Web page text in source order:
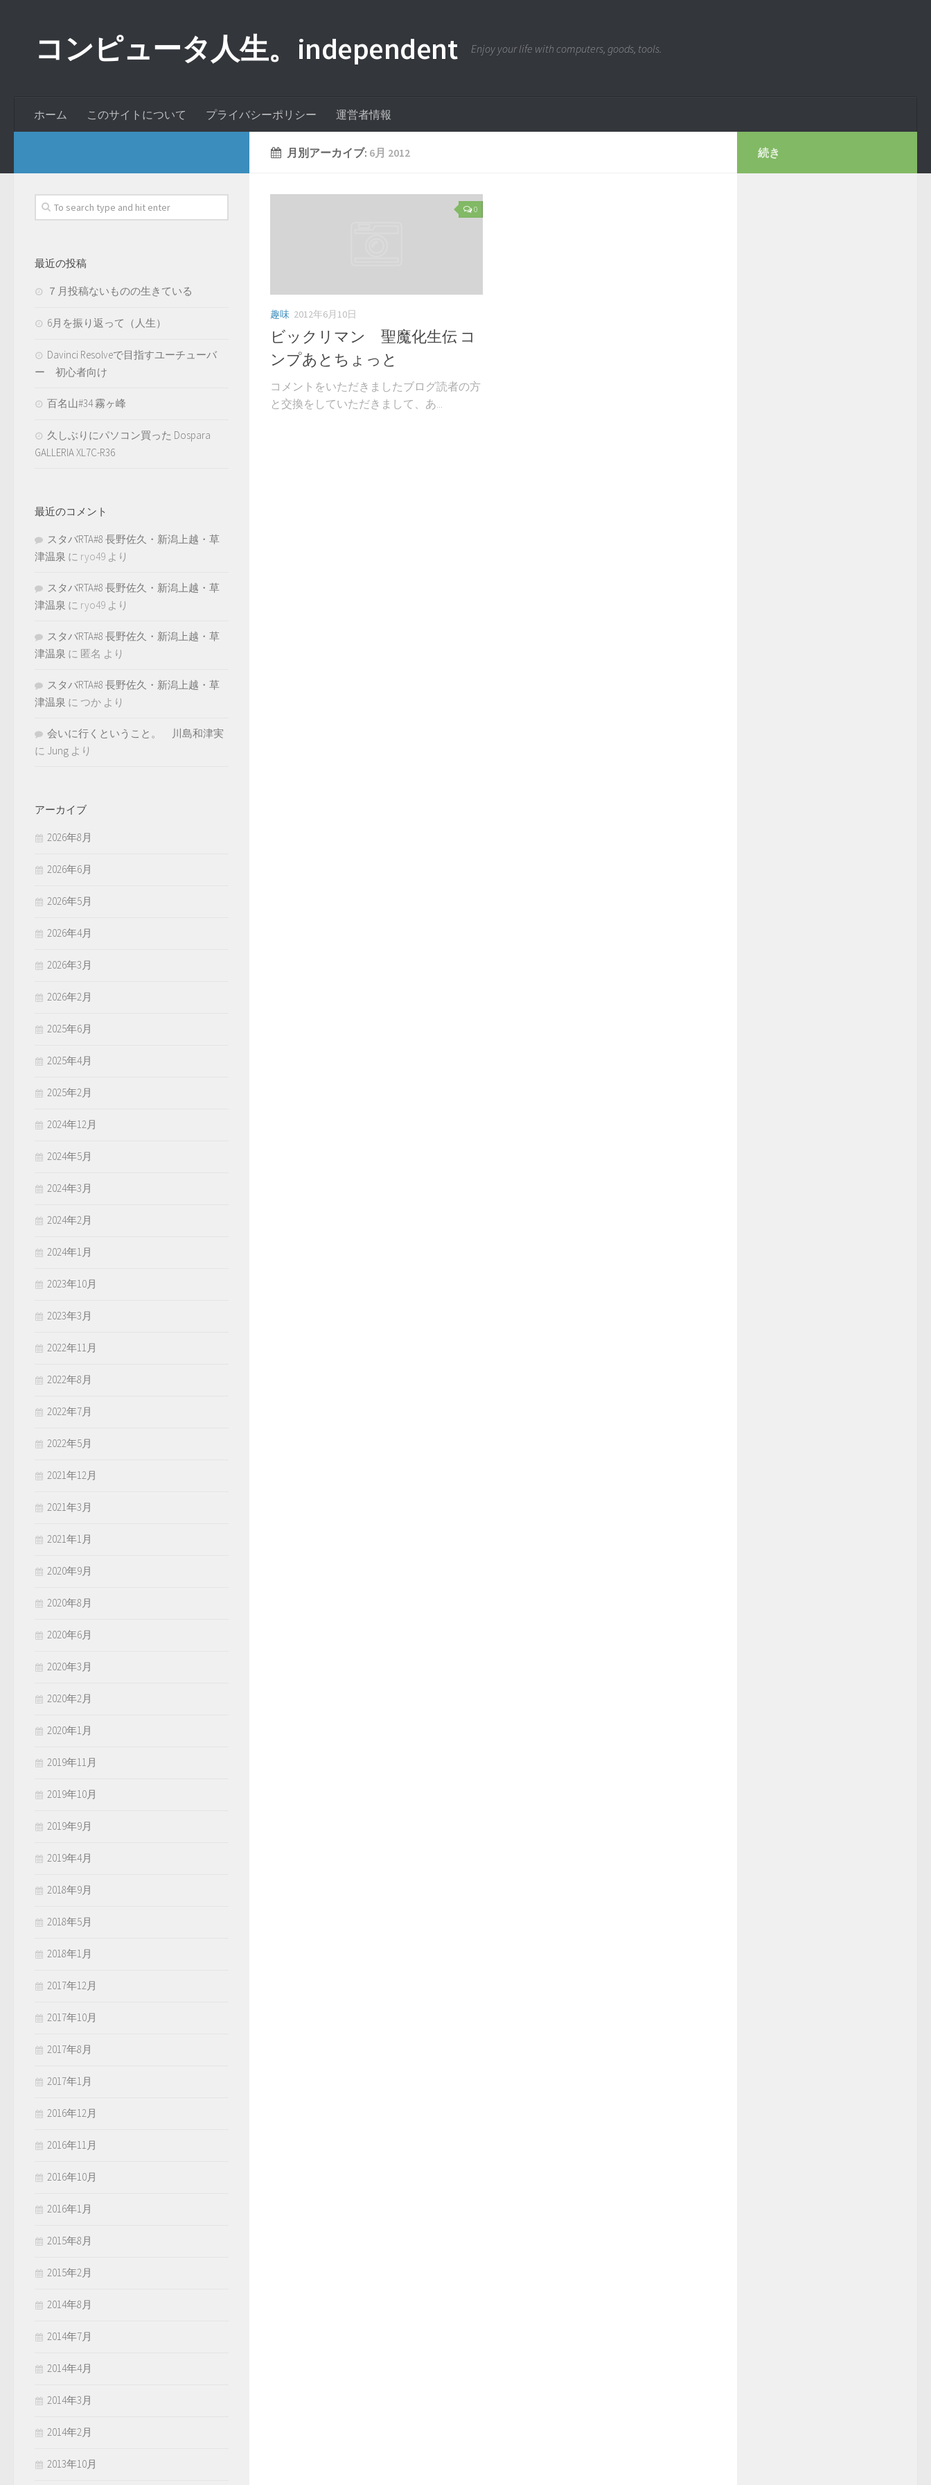
コンピュータ人生。independent Enjoy your life with computers, goods, tools.
ホーム このサイトについて プライバシーポリシー 運営者情報
月別アーカイブ: 6月 2012
0
趣味 2012年6月10日
ビックリマン 聖魔化生伝 コ
ンプあとちょっと
コメントをいただきましたブログ読者の方
と交換をしていただきまして、あ...
最近の投稿
７月投稿ないものの生きている
6月を振り返って（人生）
Davinci Resolveで目指すユーチューバ
ー 初心者向け
百名山#34 霧ヶ峰
久しぶりにパソコン買った Dospara
GALLERIA XL7C-R36
最近のコメント
スタバRTA#8 長野佐久・新潟上越・草
津温泉 に ryo49 より
スタバRTA#8 長野佐久・新潟上越・草
津温泉 に ryo49 より
スタバRTA#8 長野佐久・新潟上越・草
津温泉 に 匿名 より
スタバRTA#8 長野佐久・新潟上越・草
津温泉 に つか より
会いに行くということ。 川島和津実
に Jung より
アーカイブ
2026年8月
2026年6月
2026年5月
2026年4月
2026年3月
2026年2月
2025年6月
2025年4月
2025年2月
2024年12月
2024年5月
2024年3月
2024年2月
2024年1月
2023年10月
2023年3月
2022年11月
2022年8月
2022年7月
2022年5月
2021年12月
2021年3月
2021年1月
2020年9月
2020年8月
2020年6月
2020年3月
2020年2月
2020年1月
2019年11月
2019年10月
2019年9月
2019年4月
2018年9月
2018年5月
2018年1月
2017年12月
2017年10月
2017年8月
2017年1月
2016年12月
2016年11月
2016年10月
2016年1月
2015年8月
2015年2月
2014年8月
2014年7月
2014年4月
2014年3月
2014年2月
2013年10月
続き